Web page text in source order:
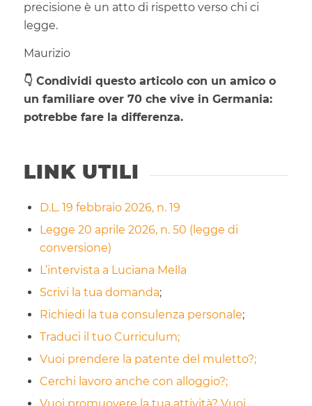
precisione è un atto di rispetto verso chi ci
legge.
Maurizio
👇 Condividi questo articolo con un amico o
un familiare over 70 che vive in Germania:
potrebbe fare la differenza.
LINK UTILI
D.L. 19 febbraio 2026, n. 19
Legge 20 aprile 2026, n. 50 (legge di
conversione)
L’intervista a Luciana Mella
Scrivi la tua domanda;
Richiedi la tua consulenza personale;
Traduci il tuo Curriculum;
Vuoi prendere la patente del muletto?;
Cerchi lavoro anche con alloggio?;